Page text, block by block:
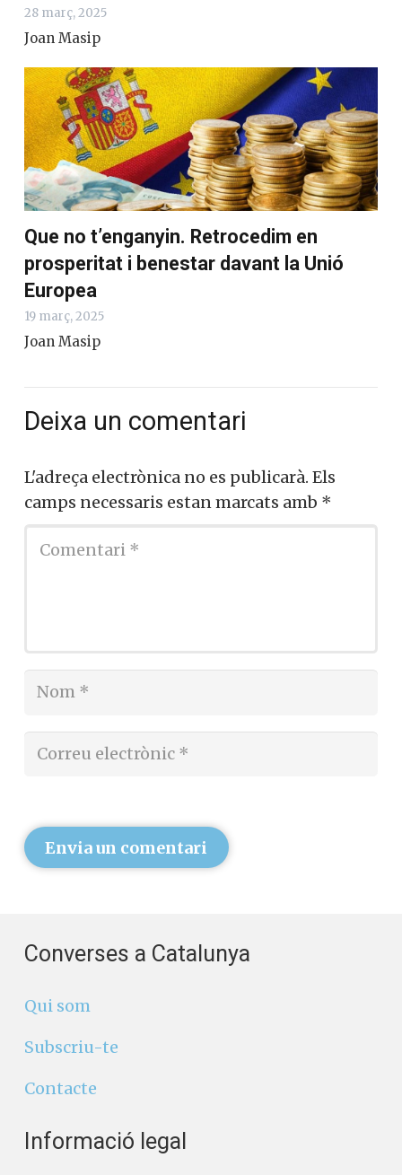
28 març, 2025
Joan Masip
Que no t’enganyin. Retrocedim en
prosperitat i benestar davant la Unió
Europea
19 març, 2025
Joan Masip
Deixa un comentari
L'adreça electrònica no es publicarà. Els
camps necessaris estan marcats amb *
Envia un comentari
Converses a Catalunya
Qui som
Subscriu-te
Contacte
Informació legal